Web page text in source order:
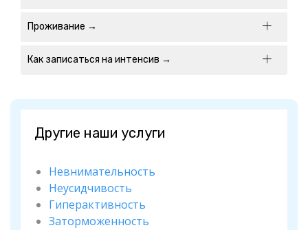
Проживание →
Как записаться на интенсив →
Другие наши услуги
Невнимательность
Неусидчивость
Гиперактивность
Заторможенность